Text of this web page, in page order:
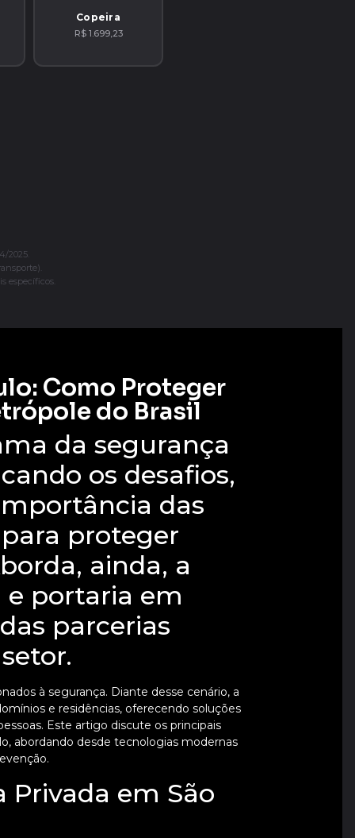
Copeira
R$ 1.699,23
2025.
específicos.
Como Proteger
do Brasil
da segurança
os desafios,
das
proteger
ainda, a
e portaria em
parcerias
à segurança. Diante desse cenário, a
e residências, oferecendo soluções
Este artigo discute os principais
abordando desde tecnologias modernas
Privada em São